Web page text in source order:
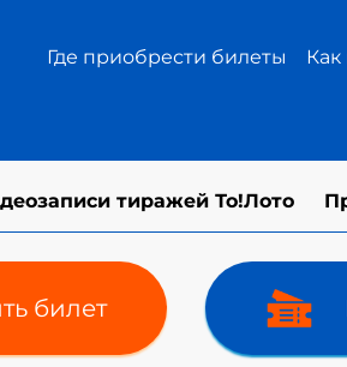
Где приобрести билеты
тиражей То!Лото
билет